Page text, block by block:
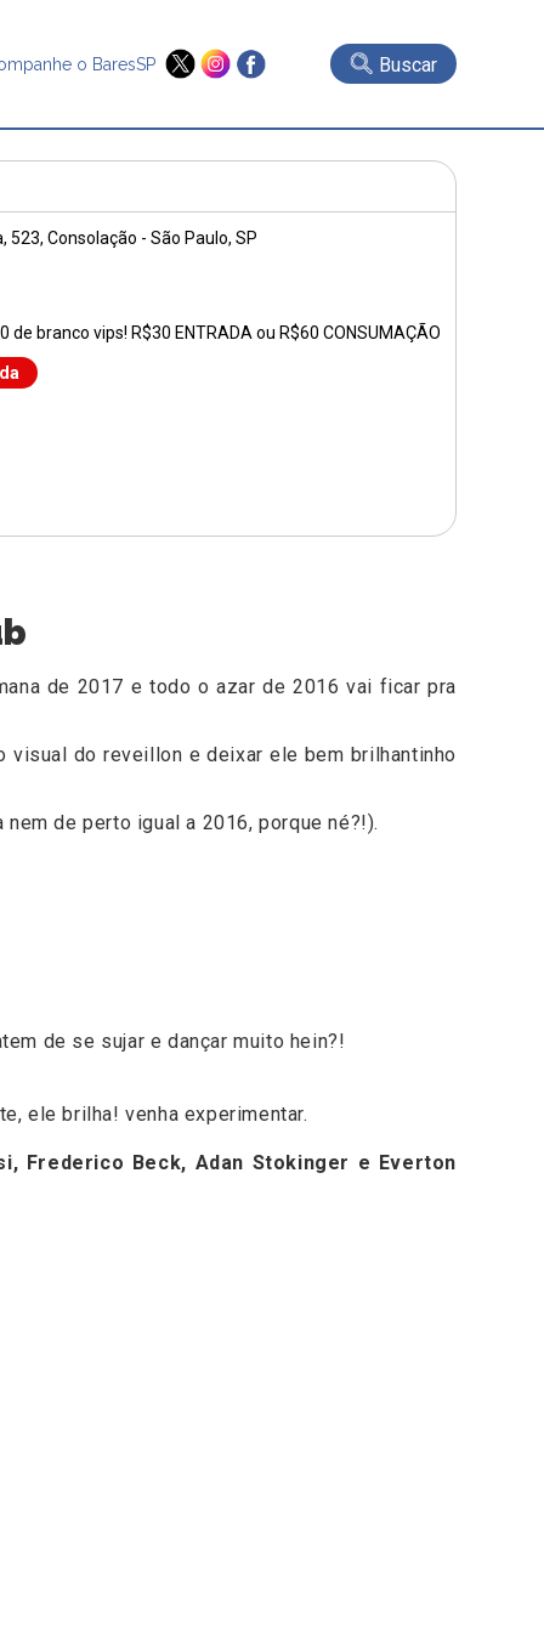
o BaresSP Buscar
523, Consolação - São Paulo, SP
branco vips! R$30 ENTRADA ou R$60 CONSUMAÇÃO
de 2017 e todo o azar de 2016 vai ficar pra
visual do reveillon e deixar ele bem brilhantinho
de perto igual a 2016, porque né?!).
de se sujar e dançar muito hein?!
ele brilha! venha experimentar.
Frederico Beck, Adan Stokinger e Everton